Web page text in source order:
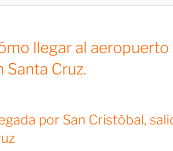
llegar al aeropuerto
Santa Cruz.
por San Cristóbal,